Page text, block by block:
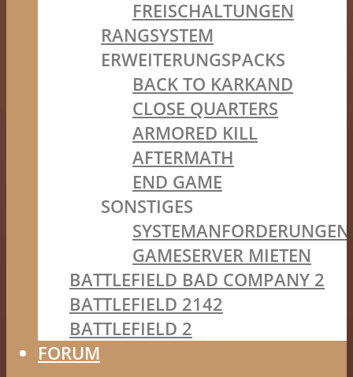
FREISCHALTUNGEN
RANGSYSTEM
ERWEITERUNGSPACKS
BACK TO KARKAND
CLOSE QUARTERS
ARMORED KILL
AFTERMATH
END GAME
SONSTIGES
SYSTEMANFORDERUNGEN
GAMESERVER MIETEN
BATTLEFIELD BAD COMPANY 2
BATTLEFIELD 2142
BATTLEFIELD 2
FORUM